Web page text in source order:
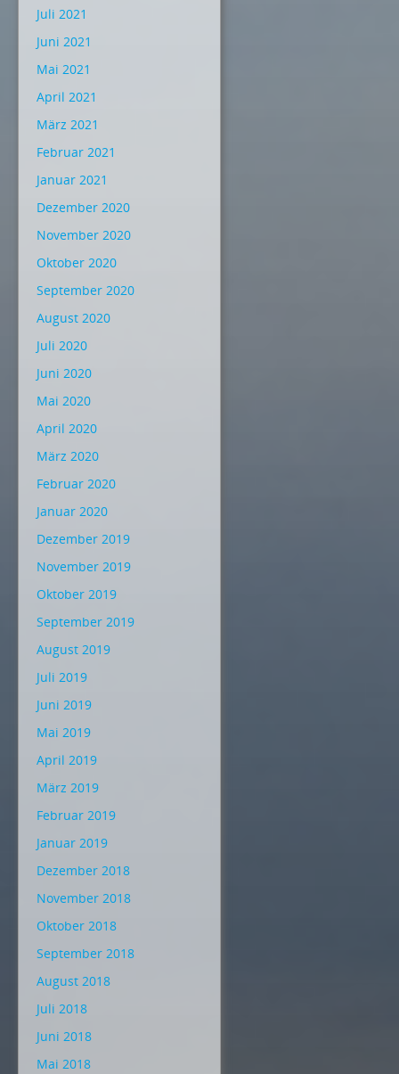
Juli 2021
Juni 2021
Mai 2021
April 2021
März 2021
Februar 2021
Januar 2021
Dezember 2020
November 2020
Oktober 2020
September 2020
August 2020
Juli 2020
Juni 2020
Mai 2020
April 2020
März 2020
Februar 2020
Januar 2020
Dezember 2019
November 2019
Oktober 2019
September 2019
August 2019
Juli 2019
Juni 2019
Mai 2019
April 2019
März 2019
Februar 2019
Januar 2019
Dezember 2018
November 2018
Oktober 2018
September 2018
August 2018
Juli 2018
Juni 2018
Mai 2018